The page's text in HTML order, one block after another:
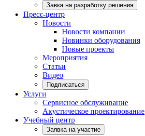
Завка на разработку решения
Пресс-центр
Новости
Новости компании
Новинки оборудования
Новые проекты
Мероприятия
Статьи
Видео
Подписаться
Услуги
Сервисное обслуживание
Акустическое проектирование
Учебный центр
Заявка на участие